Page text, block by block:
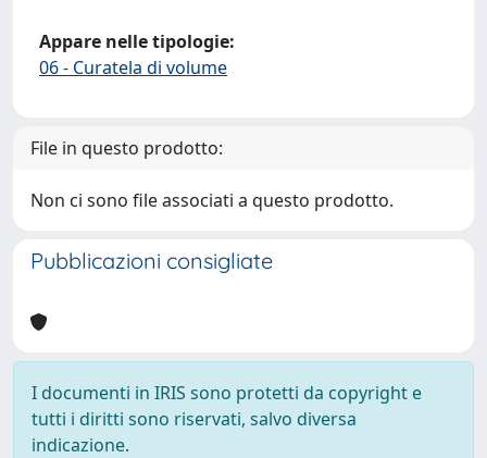
Appare nelle tipologie:
06 - Curatela di volume
File in questo prodotto:
Non ci sono file associati a questo prodotto.
Pubblicazioni consigliate
I documenti in IRIS sono protetti da copyright e
tutti i diritti sono riservati, salvo diversa
indicazione.